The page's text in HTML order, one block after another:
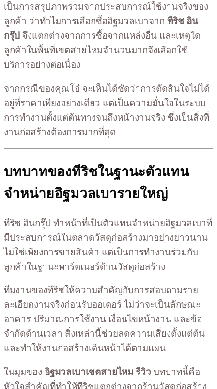
เป็นการสรุปภาพรวมจากประสบการณ์ใช้งานจริงของ
ลูกค้า ว่าทำไมการเลือกซื้ออิฐมวลเบาจาก ทีริช อิน
กรุ๊ป จึงแตกต่างจากการซื้อจากแหล่งอื่น และเหตุใด
ลูกค้าในพื้นที่เขตสายไหมจำนวนมากจึงเลือกใช้
บริการอย่างต่อเนื่อง
จากกรณีของคุณโอ๋ จะเห็นได้ชัดว่าการตัดสินใจไม่ได้
อยู่ที่ราคาเพียงอย่างเดียว แต่เป็นความมั่นใจในระบบ
การทำงานตั้งแต่ต้นทางจนถึงหน้างานจริง ซึ่งเป็นสิ่งที่
งานก่อสร้างต้องการมากที่สุด
บทบาทของทีริชในฐานะตัวแทน
จำหน่ายอิฐมวลเบารายใหญ่
ทีริช อินกรุ๊ป ทำหน้าที่เป็นตัวแทนจำหน่ายอิฐมวลเบาที่
มีประสบการณ์ในตลาดวัสดุก่อสร้างมาอย่างยาวนาน
ไม่ใช่เพียงการขายสินค้า แต่เป็นการทำงานร่วมกับ
ลูกค้าในฐานะพาร์ตเนอร์ด้านวัสดุก่อสร้าง
ทีมงานของทีริชให้ความสำคัญกับการสอบถามราย
ละเอียดงานจริงก่อนรับออเดอร์ ไม่ว่าจะเป็นลักษณะ
อาคาร ปริมาณการใช้งาน เงื่อนไขหน้างาน และข้อ
จำกัดด้านเวลา สิ่งเหล่านี้ช่วยลดความเสี่ยงตั้งแต่ต้น
และทำให้งานก่อสร้างเดินหน้าได้ตามแผน
ในมุมของ อิฐมวลเบาเขตสายไหม รีวิว บทบาทนี้คือ
หัวใจสำคัญที่ทำให้ทีริชแตกต่างจากร้านวัสดุก่อสร้าง